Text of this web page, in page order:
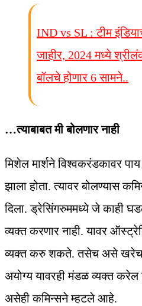
IND vs SL : टीम
जाहीर, 2024 मध्ये
बॉलचे होणार 6 सामने..
…त्याबाबत मी बोलणार नाही
मिशेल मार्शने विश्‍वकरंडकावर
झाला होता. त्यावर बोलण्यास
दिला. ड्रेसिंगरुममध्ये जे काही
व्यक्त करणार नाही. यावर
व्यक्त करु शकते. तसेच असे खरेच
अयोग्य यावरही मंडळ व्यक्त
असेही कमिन्सने म्हटले आहे.